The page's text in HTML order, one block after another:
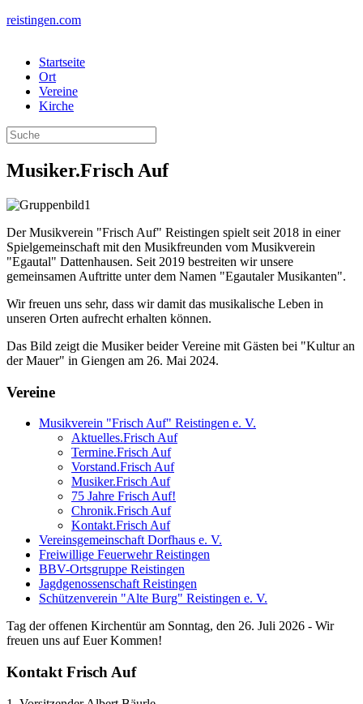
reistingen.com
Startseite
Ort
Vereine
Kirche
Musiker.Frisch Auf
Der Musikverein "Frisch Auf" Reistingen spielt seit 2018 in einer
Spielgemeinschaft mit den Musikfreunden vom Musikverein
"Egautal" Dattenhausen. Seit 2019 bestreiten wir unsere
gemeinsamen Auftritte unter dem Namen "Egautaler Musikanten".
Wir freuen uns sehr, dass wir damit das musikalische Leben in
unseren Orten aufrecht erhalten können.
Das Bild zeigt die Musiker beider Vereine mit Gästen bei "Kultur an
der Mauer" in Giengen am 26. Mai 2024.
Vereine
Musikverein "Frisch Auf" Reistingen e. V.
Aktuelles.Frisch Auf
Termine.Frisch Auf
Vorstand.Frisch Auf
Musiker.Frisch Auf
75 Jahre Frisch Auf!
Chronik.Frisch Auf
Kontakt.Frisch Auf
Vereinsgemeinschaft Dorfhaus e. V.
Freiwillige Feuerwehr Reistingen
BBV-Ortsgruppe Reistingen
Jagdgenossenschaft Reistingen
Schützenverein "Alte Burg" Reistingen e. V.
Tag der offenen Kirchentür am Sonntag, den 26. Juli 2026 - Wir
freuen uns auf Euer Kommen!
Kontakt Frisch Auf